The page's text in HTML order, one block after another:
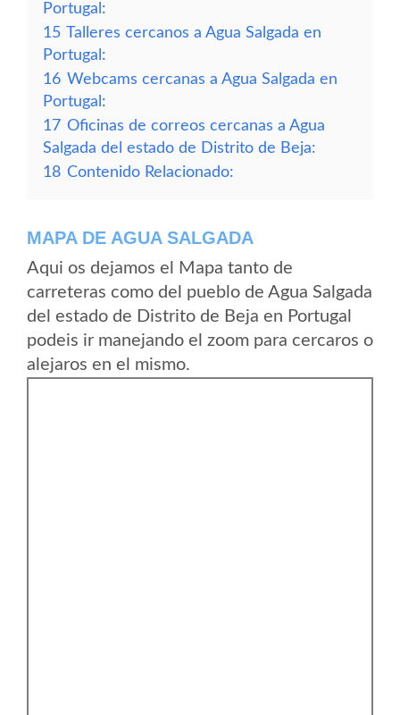
Portugal:
15 Talleres cercanos a Agua Salgada en
Portugal:
16 Webcams cercanas a Agua Salgada en
Portugal:
17 Oficinas de correos cercanas a Agua
Salgada del estado de Distrito de Beja:
18 Contenido Relacionado:
MAPA DE AGUA SALGADA
Aqui os dejamos el Mapa tanto de
carreteras como del pueblo de Agua Salgada
del estado de Distrito de Beja en Portugal
podeis ir manejando el zoom para cercaros o
alejaros en el mismo.